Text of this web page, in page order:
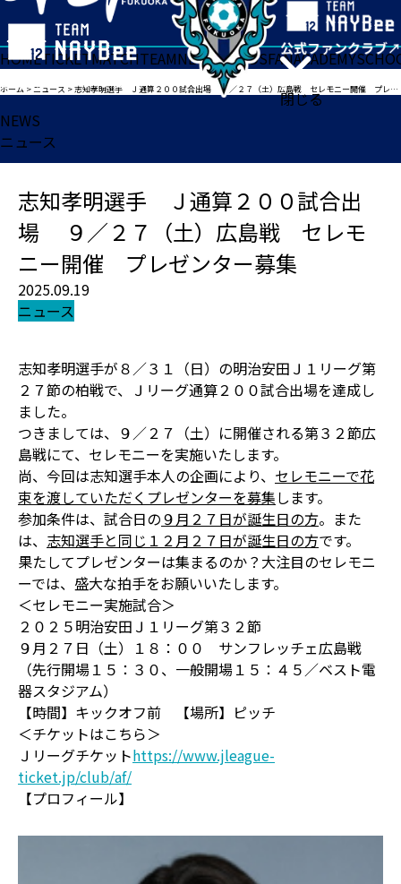
閉じる
HOMETICKETMATCHTEAMNEWSGOODSFANACADEMY
ホーム >ニュース >志知孝明選手 Ｊ通算２００試合出場 ９／２７（土）広島戦 セレモニー開催 プレゼンター募集
NEWS
ニュース
志知孝明選手 Ｊ通算２００試合出
場 ９／２７（土）広島戦 セレモ
ニー開催 プレゼンター募集
2025.09.19
ニュース
志知孝明選手が８／３１（日）の明治安田Ｊ１リーグ第
２７節の柏戦で、Ｊリーグ通算２００試合出場を達成し
ました。
つきましては、９／２７（土）に開催される第３２節広
島戦にて、セレモニーを実施いたします。
尚、今回は志知選手本人の企画により、 セレモニーで花
束を渡していただくプレゼンターを募集します。
参加条件は、試合日の９月２７日が誕生日の方。また
は、 志知選手と同じ１２月２７日が誕生日の方です。
果たしてプレゼンターは集まるのか？大注目のセレモニ
ーでは、盛大な拍手をお願いいたします。
＜セレモニー実施試合＞
２０２５明治安田Ｊ１リーグ第３２節
９月２７日（土）１８：００ サンフレッチェ広島戦
（先行開場１５：３０、一般開場１５：４５／ベスト電
器スタジアム）
【時間】キックオフ前 【場所】ピッチ
＜チケットはこちら＞
Ｊリーグチケットhttps://www.jleague-
ticket.jp/club/af/
【プロフィール】